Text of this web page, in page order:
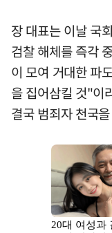
장 대표는 이날 국
검찰 해체를 즉각
이 모여 거대한 파
을 집어삼킬 것"이
결국 범죄자 천국